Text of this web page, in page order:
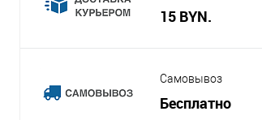
15 BYN.
Самовывоз
Бесплатно